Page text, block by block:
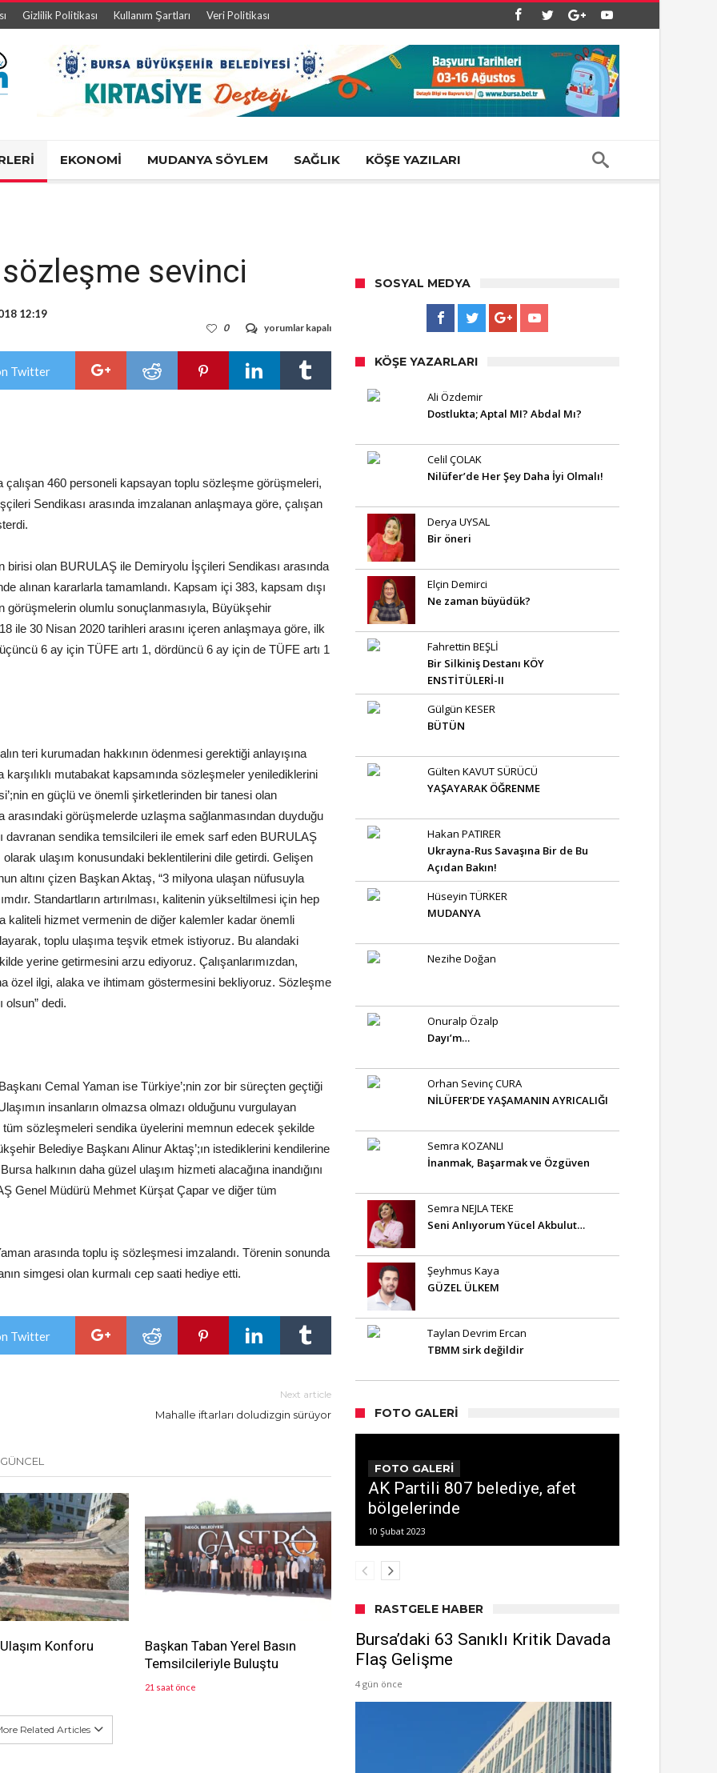
Gizlilik Politikası Kullanım Şartları Veri Politikası
EKONOMİ MUDANYA SÖYLEM SAĞLIK KÖŞE YAZILARI
sevinci
12:19
BURULAŞ’ta
sözleşme
için
yorumlar kapalı
0
Twitter
460 personeli kapsayan toplu sözleşme görüşmeleri,
Sendikası arasında imzalanan anlaşmaya göre, çalışan
olan BURULAŞ ile Demiryolu İşçileri Sendikası arasında
alınan kararlarla tamamlandı. Kapsam içi 383, kapsam dışı
görüşmelerin olumlu sonuçlanmasıyla, Büyükşehir
ile 30 Nisan 2020 tarihleri arasını içeren anlaşmaya göre, ilk
6 ay için TÜFE artı 1, dördüncü 6 ay için de TÜFE artı 1
teri kurumadan hakkının ödenmesi gerektiği anlayışına
karşılıklı mutabakat kapsamında sözleşmeler yenilediklerini
en güçlü ve önemli şirketlerinden bir tanesi olan
görüşmelerde uzlaşma sağlanmasından duyduğu
davranan sendika temsilcileri ile emek sarf eden BURULAŞ
ulaşım konusundaki beklentilerini dile getirdi. Gelişen
altını çizen Başkan Aktaş, “3 milyona ulaşan nüfusuyla
Standartların artırılması, kalitenin yükseltilmesi için hep
kaliteli hizmet vermenin de diğer kalemler kadar önemli
toplu ulaşıma teşvik etmek istiyoruz. Bu alandaki
yerine getirmesini arzu ediyoruz. Çalışanlarımızdan,
özel ilgi, alaka ve ihtimam göstermesini bekliyoruz. Sözleşme
olsun” dedi.
Cemal Yaman ise Türkiye’;nin zor bir süreçten geçtiği
insanların olmazsa olmazı olduğunu vurgulayan
tüm sözleşmeleri sendika üyelerini memnun edecek şekilde
Belediye Başkanı Alinur Aktaş’;ın istediklerini kendilerine
halkının daha güzel ulaşım hizmeti alacağına inandığını
Genel Müdürü Mehmet Kürşat Çapar ve diğer tüm
arasında toplu iş sözleşmesi imzalandı. Törenin sonunda
simgesi olan kurmalı cep saati hediye etti.
Twitter
Next article
Mahalle iftarları doludizgin sürüyor
Konforu
Başkan Taban Yerel Basın
Temsilcileriyle Buluştu
21 saat önce
Related Articles
SOSYAL MEDYA
KÖŞE YAZARLARI
Ali Özdemir
Dostlukta; Aptal MI? Abdal Mı?
Celil ÇOLAK
Nilüfer’de Her Şey Daha İyi Olmalı!
Derya UYSAL
Bir öneri
Elçin Demirci
Ne zaman büyüdük?
Fahrettin BEŞLİ
Bir Silkiniş Destanı KÖY
ENSTİTÜLERİ-II
Gülgün KESER
BÜTÜN
Gülten KAVUT SÜRÜCÜ
YAŞAYARAK ÖĞRENME
Hakan PATIRER
Ukrayna-Rus Savaşına Bir de Bu
Açıdan Bakın!
Hüseyin TÜRKER
MUDANYA
Nezihe Doğan
Onuralp Özalp
Dayı’m…
Orhan Sevinç CURA
NİLÜFER’DE YAŞAMANIN AYRICALIĞI
Semra KOZANLI
İnanmak, Başarmak ve Özgüven
Semra NEJLA TEKE
Seni Anlıyorum Yücel Akbulut…
Şeyhmus Kaya
GÜZEL ÜLKEM
Taylan Devrim Ercan
TBMM sirk değildir
FOTO GALERI
FOTO GALERİ
AK Partili 807 belediye, afet
bölgelerinde
10 Şubat 2023
RASTGELE HABER
Bursa’daki 63 Sanıklı Kritik Davada
Flaş Gelişme
4 gün önce